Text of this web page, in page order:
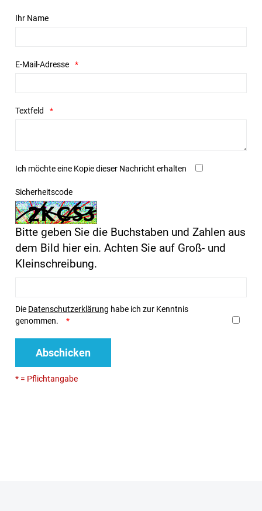
Ihr Name
E-Mail-Adresse
Textfeld
Ich möchte eine Kopie dieser Nachricht erhalten
Sicherheitscode
Bitte geben Sie die Buchstaben und Zahlen aus
dem Bild hier ein. Achten Sie auf Groß- und
Kleinschreibung.
Die Datenschutzerklärung habe ich zur Kenntnis
genommen.
Abschicken
* = Pflichtangabe